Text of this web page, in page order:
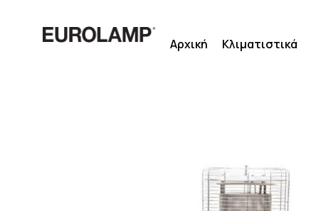
περιεχόμενο
Αρχική Κλιματιστικά